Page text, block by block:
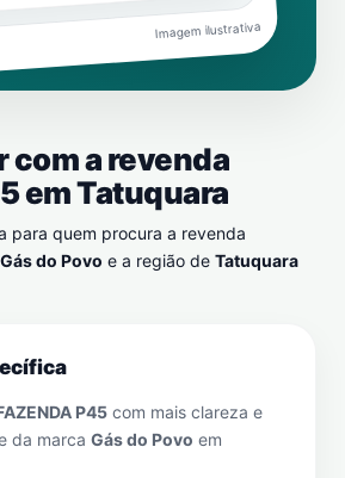
Imagem ilustrativa
com a revenda
emTatuquara
para quem procura a revenda
Gás do Povo e a região de Tatuquara
P45 com mais clareza e
da marca Gás do Povo em